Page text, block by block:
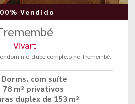
Vendido
Vivart
clube completo no Tremembé.
Dorms. com suíte
78 m² privativos
duplex de 153 m²